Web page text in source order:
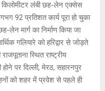
किलोमीटर लंबी छह-लेन एक्सेस
92 प्रतिशत कार्य पूरा हो चुका
मार्ग का निर्माण किया जा
गलियारे को हरिद्वार से जोड़ते
स्थित राष्ट्रीय
पर दिल्ली, मेरठ, सहारनपुर
को शहर में प्रवेश से पहले ही